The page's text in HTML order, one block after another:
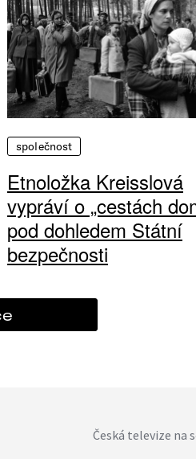
společnost
Etnoložka Kreisslová
vypráví o „cestách
pod dohledem Státní
bezpečnosti
Česká televize na